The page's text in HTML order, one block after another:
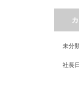
未分
社長